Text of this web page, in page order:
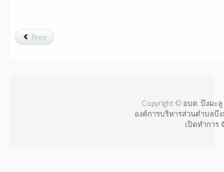
Prev
Copyright © อบต. บึงมะ
องค์การบริหารส่วนตำบลบึ